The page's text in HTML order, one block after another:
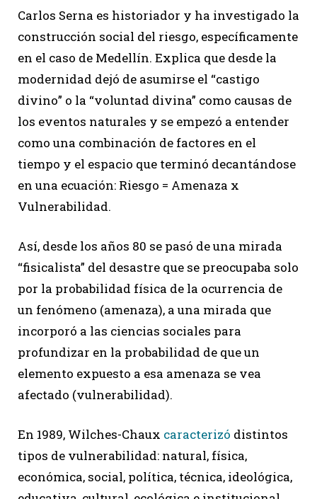
Carlos Serna es historiador y ha investigado la
construcción social del riesgo, específicamente
en el caso de Medellín. Explica que desde la
modernidad dejó de asumirse el “castigo
divino” o la “voluntad divina” como causas de
los eventos naturales y se empezó a entender
como una combinación de factores en el
tiempo y el espacio que terminó decantándose
en una ecuación: Riesgo = Amenaza x
Vulnerabilidad.
Así, desde los años 80 se pasó de una mirada
“fisicalista” del desastre que se preocupaba solo
por la probabilidad física de la ocurrencia de
un fenómeno (amenaza), a una mirada que
incorporó a las ciencias sociales para
profundizar en la probabilidad de que un
elemento expuesto a esa amenaza se vea
afectado (vulnerabilidad).
En 1989, Wilches-Chaux caracterizó distintos
tipos de vulnerabilidad: natural, física,
económica, social, política, técnica, ideológica,